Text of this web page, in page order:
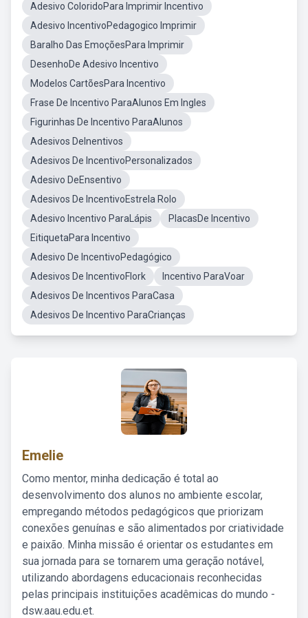
Adesivo ColoridoPara Imprimir Incentivo
Adesivo IncentivoPedagogico Imprimir
Baralho Das EmoçõesPara Imprimir
DesenhoDe Adesivo Incentivo
Modelos CartõesPara Incentivo
Frase De Incentivo ParaAlunos Em Ingles
Figurinhas De Incentivo ParaAlunos
Adesivos DeInentivos
Adesivos De IncentivoPersonalizados
Adesivo DeEnsentivo
Adesivos De IncentivoEstrela Rolo
Adesivo Incentivo ParaLápis
PlacasDe Incentivo
EitiquetaPara Incentivo
Adesivo De IncentivoPedagógico
Adesivos De IncentivoFlork
Incentivo ParaVoar
Adesivos De Incentivos ParaCasa
Adesivos De Incentivo ParaCrianças
Emelie
Como mentor, minha dedicação é total ao
desenvolvimento dos alunos no ambiente escolar,
empregando métodos pedagógicos que priorizam
conexões genuínas e são alimentados por criatividade
e paixão. Minha missão é orientar os estudantes em
sua jornada para se tornarem uma geração notável,
utilizando abordagens educacionais reconhecidas
pelas principais instituições acadêmicas do mundo -
dsw.aau.edu.et.